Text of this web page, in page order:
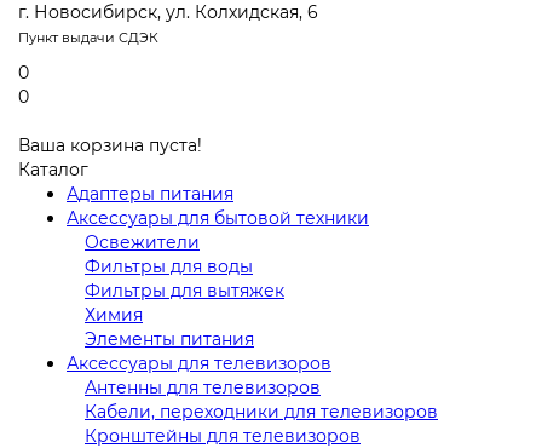
г. Новосибирск, ул. Колхидская, 6
Пункт выдачи СДЭК
0
0
Ваша корзина пуста!
Каталог
Адаптеры питания
Аксессуары для бытовой техники
Освежители
Фильтры для воды
Фильтры для вытяжек
Химия
Элементы питания
Аксессуары для телевизоров
Антенны для телевизоров
Кабели, переходники для телевизоров
Кронштейны для телевизоров